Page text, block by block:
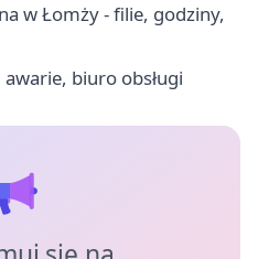
w Łomży - filie, godziny,
biuro obsługi